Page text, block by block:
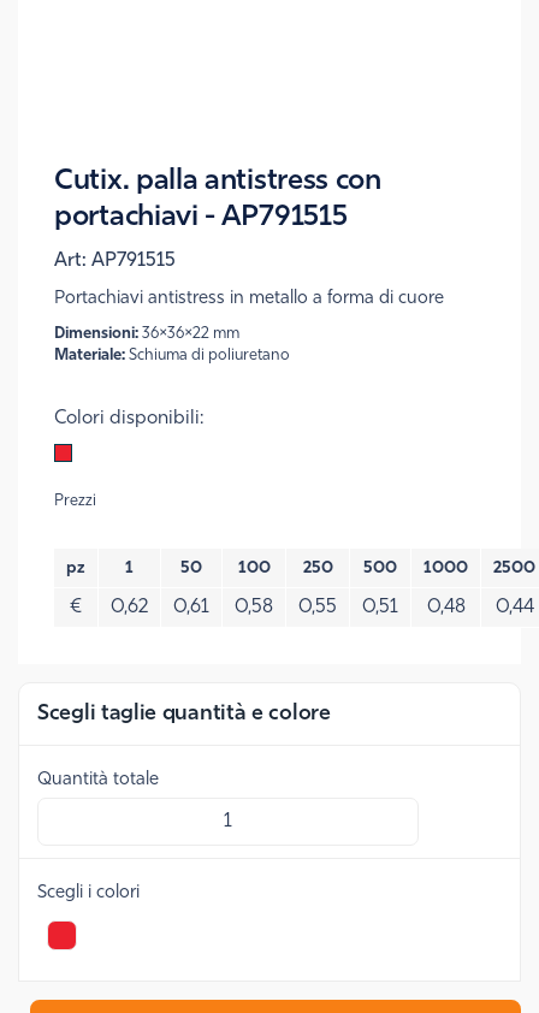
Cutix. palla antistress con
portachiavi - AP791515
Art: AP791515
Portachiavi antistress in metallo a forma di cuore
Dimensioni: 36×36×22 mm
Materiale: Schiuma di poliuretano
Colori disponibili:
Prezzi
pz 1 50 100 250 500 1000 2500
€ 0,62 0,61 0,58 0,55 0,51 0,48 0,44
Scegli taglie quantità e colore
quantità totale
scegli i colori